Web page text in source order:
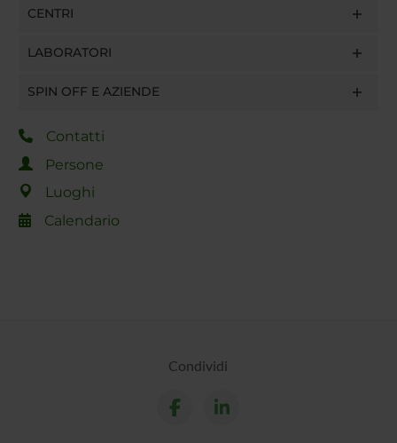
CENTRI
LABORATORI
SPIN OFF E AZIENDE
Contatti
Persone
Luoghi
Calendario
Condividi